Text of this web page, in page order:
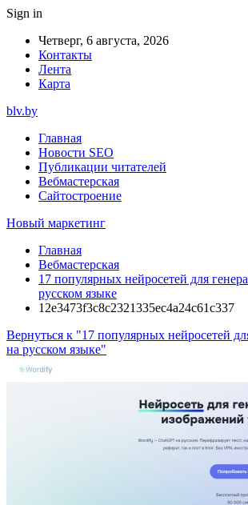
Sign in
Четверг, 6 августа, 2026
Контакты
Лента
Карта
blv.by
Главная
Новости SEO
Публикации читателей
Вебмастерская
Сайтостроение
Новый маркетинг
Главная
Вебмастерская
17 популярных нейросетей для
русском языке
12e3473f3c8c2321335ec4a24c61c337
Вернуться к "17 популярных нейросетей
на русском языке"